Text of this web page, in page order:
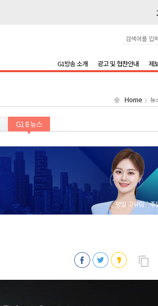
G1방송 소개 광고 및 협찬안내 제
Home 뉴
G1 8 뉴스
평일 고유림
주
content_copy
사